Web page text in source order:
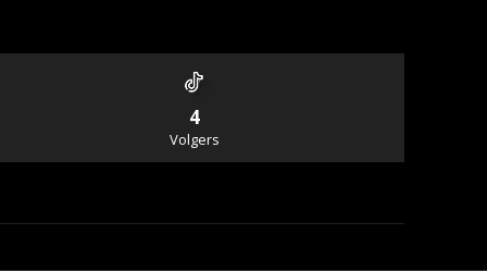
4
Volgers